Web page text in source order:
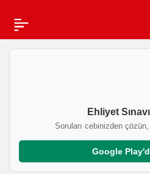
Ehliyet
Soruları cebinizden
Google
Başkan Altay Tüm
Sporseverleri 15
Konya Yarı Maratonuna
Katılmaya Davet Etti